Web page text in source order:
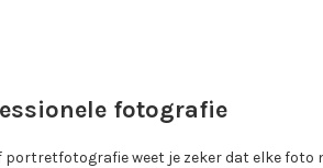
fotografie
weet je zeker dat elke foto